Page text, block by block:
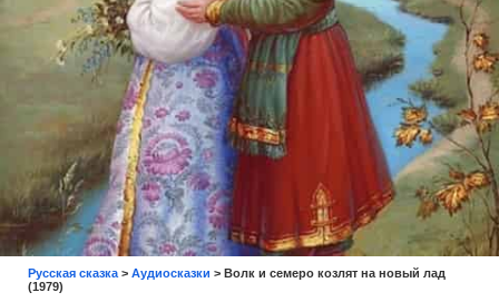
Русская сказка > Аудиосказки > Волк и семеро козлят на новый лад
(1979)